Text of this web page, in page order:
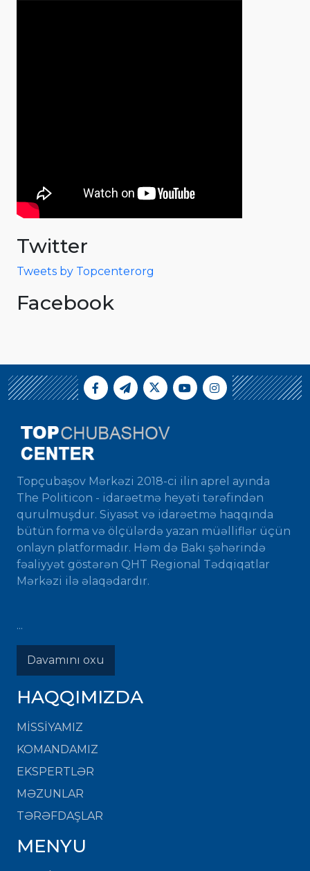
Twitter
Tweets by Topcenterorg
Facebook
Topçubaşov Mərkəzi 2018-ci ilin aprel ayında
The Politicon - idarəetmə heyəti tərəfindən
qurulmuşdur. Siyasət və idarəetmə haqqında
bütün forma və ölçülərdə yazan müəlliflər üçün
onlayn platformadır. Həm də Bakı şəhərində
fəaliyyət göstərən QHT Regional Tədqiqatlar
Mərkəzi ilə əlaqədardır.
...
Davamını oxu
HAQQIMIZDA
MISSIYAMIZ
KOMANDAMIZ
EKSPERTLƏR
MƏZUNLAR
TƏRƏFDAŞLAR
MENYU